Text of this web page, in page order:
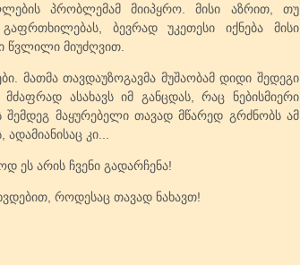
პრობლემამ მიიპყრო. მისი აზრით, თუ
ბევრად უკეთესი იქნება მისი
წვლილი მიუძღვით.
მათმა თავდაუზოგავმა მუშაობამ დიდი შედეგი
ასახავს იმ განცდას, რაც ნებისმიერი
მაყურებელი თავად მწარედ გრძნობს ამ
კი...
ეს არის ჩვენი გადარჩენა!
როდესაც თავად ნახავთ!